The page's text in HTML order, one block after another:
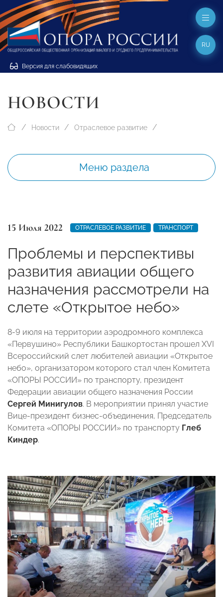
Версия для слабовидящих
RU
НОВОСТИ
Новости Отраслевое развитие
Меню раздела
15 Июля 2022 ОТРАСЛЕВОЕ РАЗВИТИЕ ТРАНСПОРТ
Проблемы и перспективы
развития авиации общего
назначения рассмотрели на
слете «Открытое небо»
8-9 июля на территории аэродромного комплекса
«Первушино» Республики Башкортостан прошел XVI
Всероссийский слет любителей авиации «Открытое
небо», организатором которого стал член Комитета
«ОПОРЫ РОССИИ» по транспорту, президент
Федерации авиации общего назначения России
Сергей Минигулов. В мероприятии принял участие
Вице-президент бизнес-объединения, Председатель
Комитета «ОПОРЫ РОССИИ» по транспорту Глеб
Киндер.